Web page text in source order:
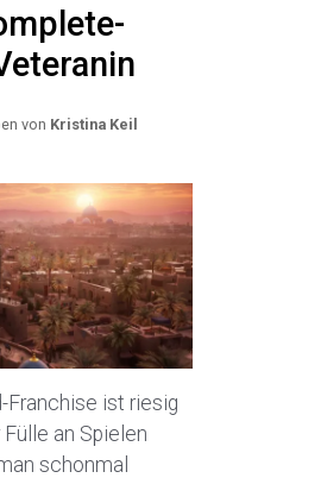
von Kristina Keil
Franchise ist riesig
an Spielen
schonmal